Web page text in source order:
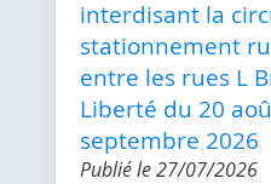
interdisant la
stationnement
entre les rues L
Liberté du 20
septembre 2026
Publié le27/07/2026